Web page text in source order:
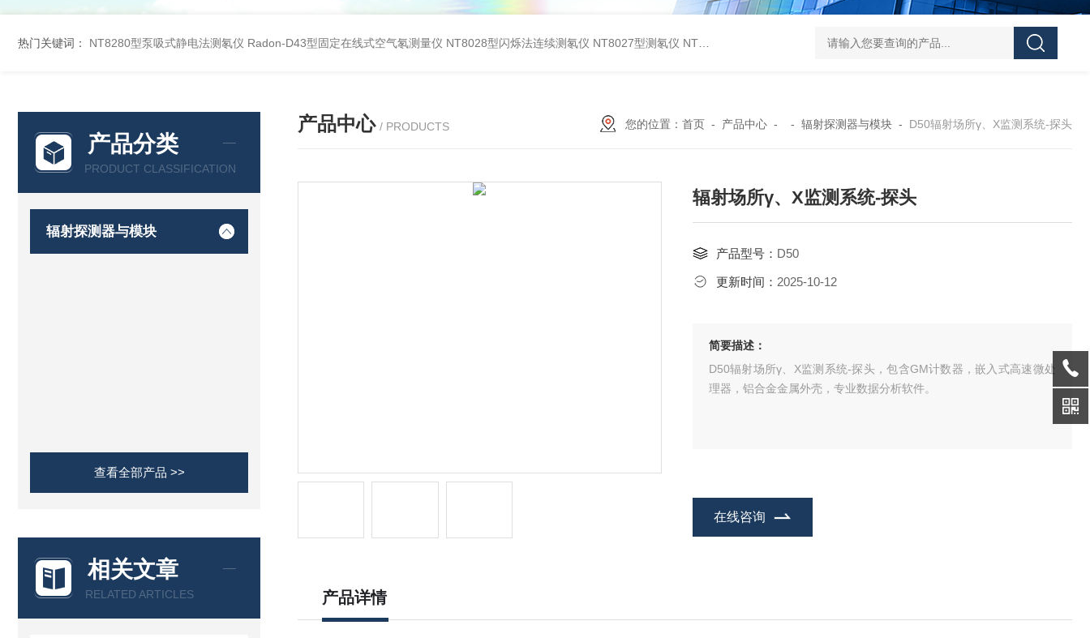
热门关键词： NT8280型泵吸式静电法测氡仪 Radon-D43型固定在线式空气氡测量仪 NT8028型闪烁法连续测氡仪 NT8027型测氡仪 NT8260型测氡仪(泵吸闪烁室法） NT6103-W智能在线式辐射监测系统 N3025型
产品分类
PRODUCT CLASSIFICATION
辐射探测器与模块
查看全部产品 >>
相关文章
RELATED ARTICLES
产品中心 / PRODUCTS 您的位置： 首页 - 产品中心 - - 辐射探测器与模块 - D50辐射场所γ、X监测系统-探头
辐射场所γ、X监测系统-探头
产品型号： D50
更新时间： 2025-10-12
简要描述：
D50辐射场所γ、X监测系统-探头，包含GM计数器，嵌入式高速微处
理器，铝合金金属外壳，专业数据分析软件。
在线咨询
产品详情